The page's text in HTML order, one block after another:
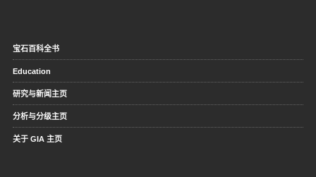
宝石百科全书
Education
研究与新闻主页
分析与分级主页
关于 GIA 主页